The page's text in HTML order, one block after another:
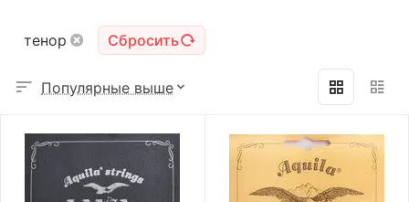
тенор Сбросить
Популярные выше